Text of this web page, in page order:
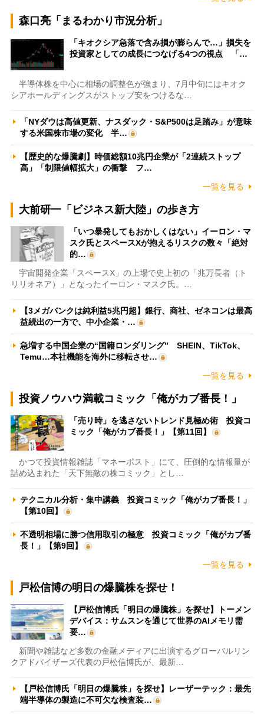
森口亮「まるわかり市況分析」
「キオクシア急落で含み損が膨らんで…」損失を
投資家としての成長につなげる4つの視点 「…
半導体株を中心に相場の調整色が強まり、7月中旬にはキオク
シアホールディングスがストップ安をつけるな…
「NYダウは高値更新、ナスダック・S&P500は足踏み」が意味
する米国株市場の変化 半…
【歴史的な爆騰劇】時価総額10兆円企業が「2連続ストップ
高」「制限値幅拡大」の衝撃 フ…
一覧を見る
大前研一「ビジネス新大陸」の歩き方
「いつ暴発してもおかしくはない」イーロン・マ
スク氏とスペースXが抱えるリスクの数々「絶対
的…
宇宙開発企業「スペースX」の上場で史上初の「兆万長者（ト
リリオネア）」となったイーロン・マスク氏。…
【3メガバンクは純利益5兆円超】銀行、商社、ゼネコンは最高
益続出の一方で、中小企業・…
急増する中国企業の“国籍ロンダリング” SHEIN、TikTok、
Temu…本社機能を海外に移転させ…
一覧を見る
投資ノウハウ満載コミック「俺がカブ番長！」
「売り時」を逃さないトレンド見極め術 投資コ
ミック「俺がカブ番長！」【第11回】
かつて投資情報雑誌「マネーポスト」にて、圧倒的な情報量が
詰め込まれた「天下無敵の株コミック」とし…
テクニカル分析・集中講義 投資コミック「俺がカブ番長！」
【第10回】
不透明相場に勝つ信用取引の極意 投資コミック「俺がカブ番
長！」【第9回】
一覧を見る
戸松信博の明日の爆騰株を探せ！
【戸松信博氏「明日の爆騰株」を探せ】トーメン
デバイス：サムスンを通じて世界のAIメモリ需
要…
新聞や雑誌など多数の金融メディアに出演するグローバルリン
クアドバイザーズ代表の戸松信博氏が、最新…
【戸松信博氏「明日の爆騰株」を探せ】レーザーテック：最先
端半導体の製造に不可欠な検査装…